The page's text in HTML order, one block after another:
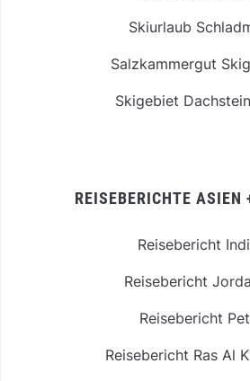
Skiurlaub
Salzkammergut
Skigebiet
REISEBERICHTE ASIEN
Reisebericht
Reisebericht
Reisebericht
Reisebericht Ras Al